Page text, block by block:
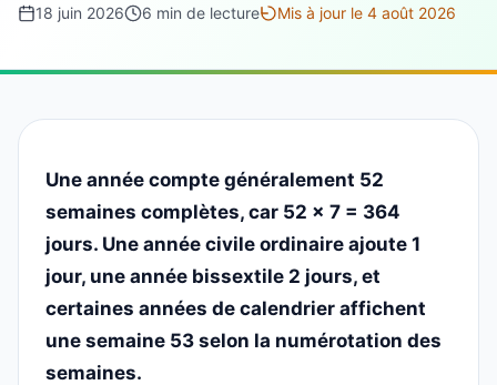
18 juin 2026 6 min de lecture Mis à jour le 4 août 2026
Une année compte généralement 52
semaines complètes, car 52 × 7 = 364
jours. Une année civile ordinaire ajoute 1
jour, une année bissextile 2 jours, et
certaines années de calendrier affichent
une semaine 53 selon la numérotation des
semaines.